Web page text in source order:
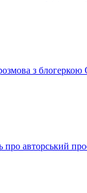
з
авторський